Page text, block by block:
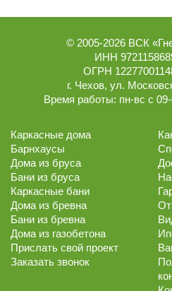
© 2005-2026 ВСК
ИНН
ОГРН
г. Чехов, ул.
Время работы: пн-вс с
Каркасные дома
Барнхаусы
Дома из бруса
Бани из бруса
Каркасные бани
Дома из бревна
Бани из бревна
Дома из газобетона
Прислать свой проект
Заказать звонок